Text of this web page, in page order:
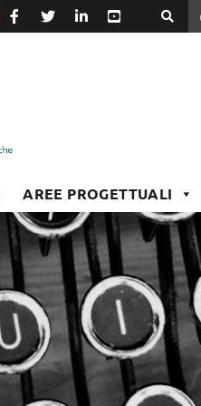
Cerca
AREE PROGETTUALI